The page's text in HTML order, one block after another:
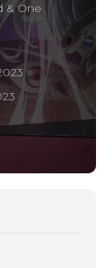
& One